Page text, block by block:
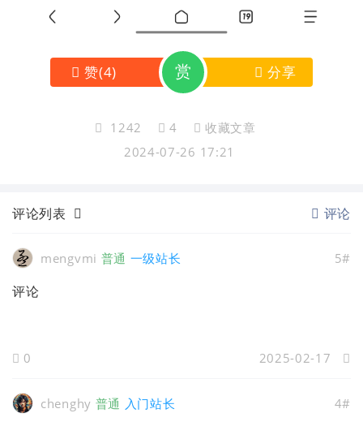
赞(4) 赏 分享
1242 4
收藏文章
2024-07-26 17:21
评论列表 评论
mengvmi 普通 一级站长 5#
评论
0 2025-02-17
chenghy 普通 入门站长 4#